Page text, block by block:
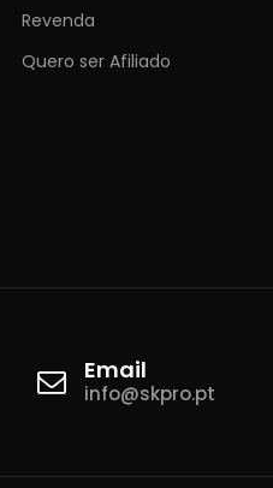
Revenda
Quero ser Afiliado
Email
info@skpro.pt